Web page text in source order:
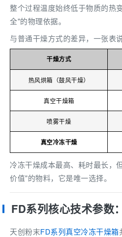
整个过程温度始终低于物质的热
全"的物理依据。
与普通干燥方式的差异，一张表说
干燥方式
热风烘箱（鼓风干燥）
真空干燥箱
喷雾干燥
真空冷冻干燥
冷冻干燥成本最高、耗时最长，
价值"的物料，它是唯一选择。
FD系列核心技术参数
天创粉末FD系列真空冷冻干燥箱